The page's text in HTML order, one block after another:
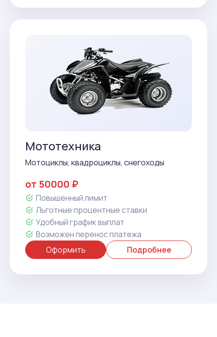
Мототехника
Мотоциклы, квадроциклы, снегоходы
от 50000 ₽
Повышенный лимит
Льготные процентные ставки
Удобный график выплат
Возможен перенос платежа
Оформить
Подробнее